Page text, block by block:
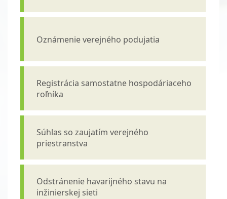
Oznámenie verejného podujatia
Registrácia samostatne hospodáriaceho
roľníka
Súhlas so zaujatím verejného
priestranstva
Odstránenie havarijného stavu na
inžinierskej sieti